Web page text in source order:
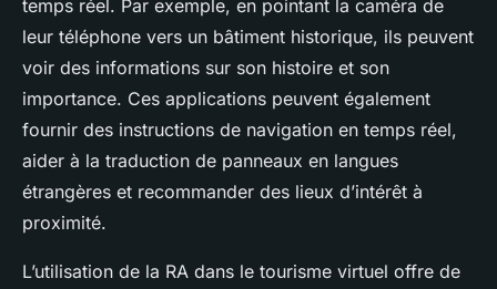
temps réel. Par exemple, en pointant la caméra de
leur téléphone vers un bâtiment historique, ils peuvent
voir des informations sur son histoire et son
importance. Ces applications peuvent également
fournir des instructions de navigation en temps réel,
aider à la traduction de panneaux en langues
étrangères et recommander des lieux d’intérêt à
proximité.
L’utilisation de la RA dans le tourisme virtuel offre de